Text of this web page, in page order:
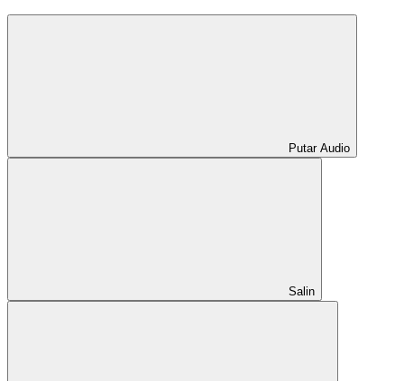
Putar Audio
Salin